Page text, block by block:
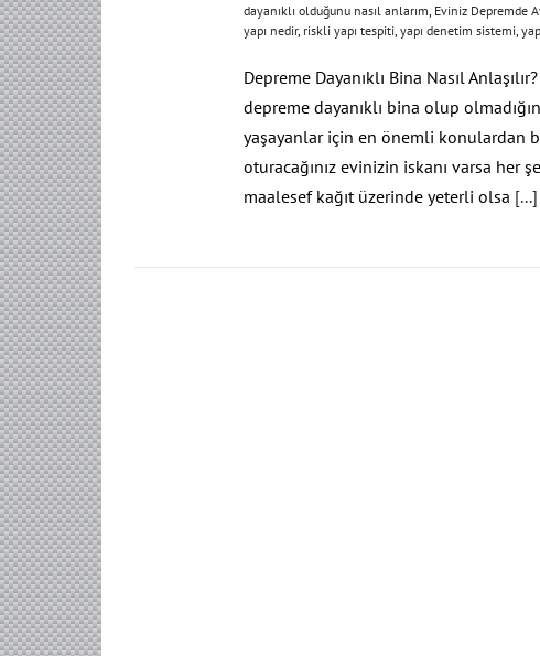
dayanıklı olduğunu nasıl anlarım Eviniz Depremde
yapı nedir, riskli yapı tespiti yapı denetim sistemi
Depreme Dayanıklı Bina Nasıl
depreme dayanıklı bina olup
yaşayanlar için en önemli konulardan
oturacağınız evinizin iskanı varsa her
maalesef kağıt üzerinde yeterli olsa [...]